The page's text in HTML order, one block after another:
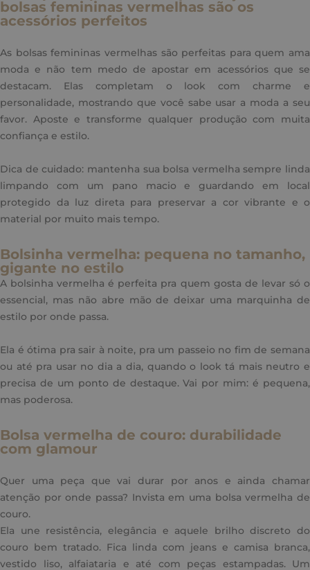
bolsas femininas vermelhas são os
acessórios perfeitos
As bolsas femininas vermelhas são perfeitas para quem ama
moda e não tem medo de apostar em acessórios que se
destacam. Elas completam o look com charme e
personalidade, mostrando que você sabe usar a moda a seu
favor. Aposte e transforme qualquer produção com muita
confiança e estilo.
Dica de cuidado: mantenha sua bolsa vermelha sempre linda
limpando com um pano macio e guardando em local
protegido da luz direta para preservar a cor vibrante e o
material por muito mais tempo.
Bolsinha vermelha: pequena no tamanho,
gigante no estilo
A bolsinha vermelha é perfeita pra quem gosta de levar só o
essencial, mas não abre mão de deixar uma marquinha de
estilo por onde passa.
Ela é ótima pra sair à noite, pra um passeio no fim de semana
ou até pra usar no dia a dia, quando o look tá mais neutro e
precisa de um ponto de destaque. Vai por mim: é pequena,
mas poderosa.
Bolsa vermelha de couro: durabilidade
com glamour
Quer uma peça que vai durar por anos e ainda chamar
atenção por onde passa? Invista em uma bolsa vermelha de
couro.
Ela une resistência, elegância e aquele brilho discreto do
couro bem tratado. Fica linda com jeans e camisa branca,
vestido liso, alfaiataria e até com peças estampadas. Um